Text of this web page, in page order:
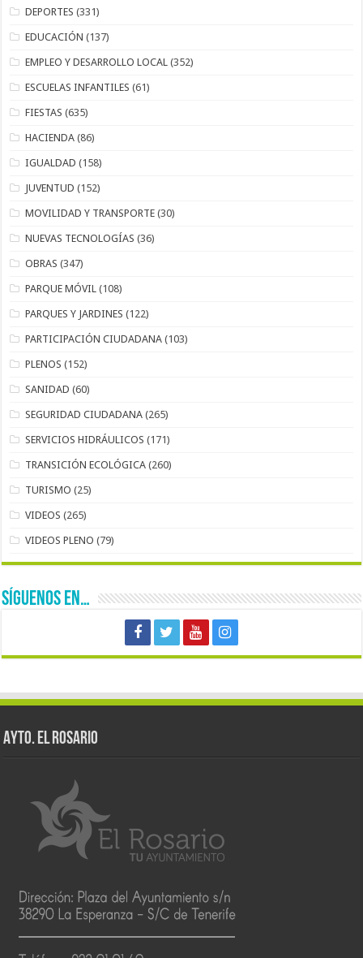
DEPORTES (331)
EDUCACIÓN (137)
EMPLEO Y DESARROLLO LOCAL (352)
ESCUELAS INFANTILES (61)
FIESTAS (635)
HACIENDA (86)
IGUALDAD (158)
JUVENTUD (152)
MOVILIDAD Y TRANSPORTE (30)
NUEVAS TECNOLOGÍAS (36)
OBRAS (347)
PARQUE MÓVIL (108)
PARQUES Y JARDINES (122)
PARTICIPACIÓN CIUDADANA (103)
PLENOS (152)
SANIDAD (60)
SEGURIDAD CIUDADANA (265)
SERVICIOS HIDRÁULICOS (171)
TRANSICIÓN ECOLÓGICA (260)
TURISMO (25)
VIDEOS (265)
VIDEOS PLENO (79)
SÍGUENOS EN…
AYTO. EL ROSARIO